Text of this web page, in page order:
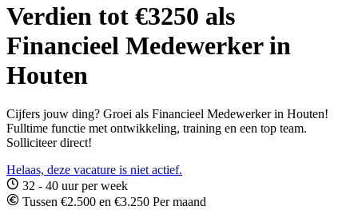
Verdien tot €3250 als
Financieel Medewerker in
Houten
Cijfers jouw ding? Groei als Financieel Medewerker in Houten!
Fulltime functie met ontwikkeling, training en een top team.
Solliciteer direct!
Helaas, deze vacature is niet actief.
32 - 40 uur per week
Tussen €2.500 en €3.250 Per maand